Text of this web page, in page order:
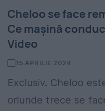
Cheloo se face
Ce mașină
Video
15 APRILIE 2024
Exclusiv. Cheloo
oriunde trece se